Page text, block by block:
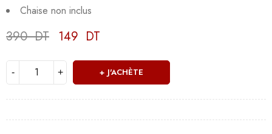
Chaise non inclus
390DT 149 DT
J'ACHÈTE